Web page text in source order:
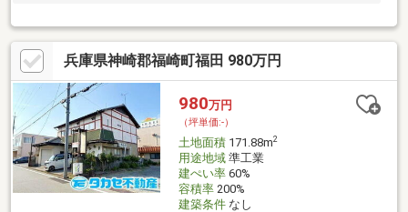
兵庫県神崎郡福崎町福田 980万円
980万円
（坪単価:-）
土地面積171.88m2
用途地域準工業
建ぺい率60%
容積率200%
建築条件なし